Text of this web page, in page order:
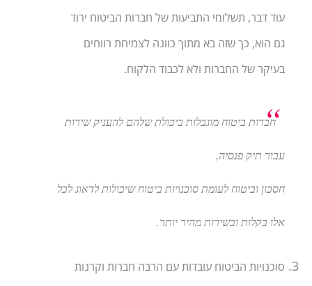
עוד דבר, תשלומי התביעות של חברות הביטוח ירוד
גם הוא, כך שזה בא מתוך כוונה לצמיחת רווחים
בעיקר של החברות ולא לכבוד הלקוח.
חברות ביטוח מוגבלות ביכולת שלהם להעניק שירות
עבור תיק פנסיה,
חסכון וביטוח לעומת סוכנויות ביטוח שיכולות לדאוג לכל
אלו בקלות ובשירות מהיר יותר.
סוכנויות הביטוח עובדות עם הרבה חברות וקרנות